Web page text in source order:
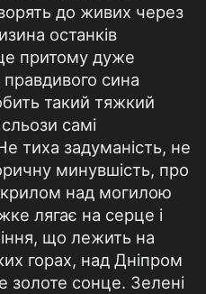
до живих через
останків
притому дуже
сина
такий тяжкий
самі
тиха задуманість, не
минувшість, про
крилом над могилою
лягає на серце і
що лежить на
горах, над Дніпром
золоте сонце. Зелені